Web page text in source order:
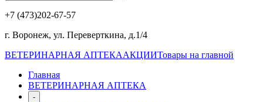
+7 (473)202-67-57
г. Воронеж, ул. Переверткина, д.1/4
ВЕТЕРИНАРНАЯ АПТЕКААКЦИИТовары на главной
Главная
ВЕТЕРИНАРНАЯ АПТЕКА
-